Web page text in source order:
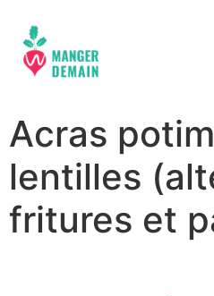
Acras
lentilles
fritures et